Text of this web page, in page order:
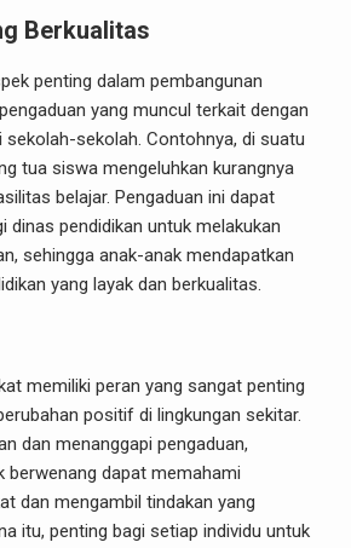
Berkualitas
penting dalam pembangunan
yang muncul terkait dengan
sekolah-sekolah. Contohnya, di suatu
tua siswa mengeluhkan kurangnya
belajar. Pengaduan ini dapat
dinas pendidikan untuk melakukan
sehingga anak-anak mendapatkan
yang layak dan berkualitas.
memiliki peran yang sangat penting
positif di lingkungan sekitar.
dan menanggapi pengaduan,
berwenang dapat memahami
dan mengambil tindakan yang
itu, penting bagi setiap individu untuk